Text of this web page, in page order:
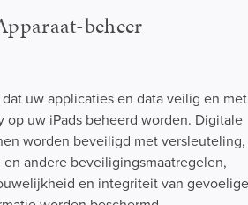
beheer
uw applicaties en data veilig en met
op uw iPads beheerd worden. Digitale
worden beveiligd met versleuteling,
andere beveiligingsmaatregelen,
en integriteit van gevoelige